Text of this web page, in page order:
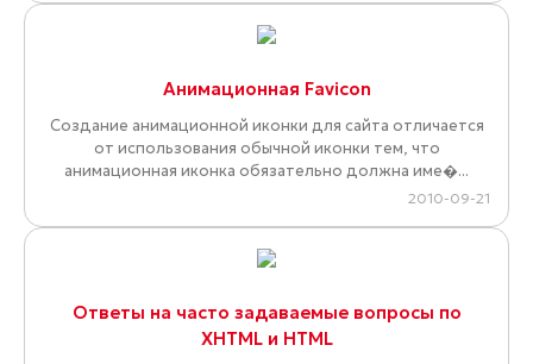
Анимационная Favicon
Создание анимационной иконки для сайта отличается
от использования обычной иконки тем, что
анимационная иконка обязательно должна име�...
2010-09-21
Ответы на часто задаваемые вопросы по
XHTML и HTML